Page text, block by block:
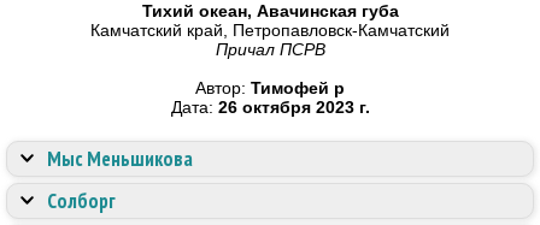
Тихий океан, Авачинская губа
Камчатский край, Петропавловск-Камчатский
Причал ПСРВ
Автор: Тимофей р
Дата: 26 октября 2023 г.
Мыс Меньшикова
Солборг